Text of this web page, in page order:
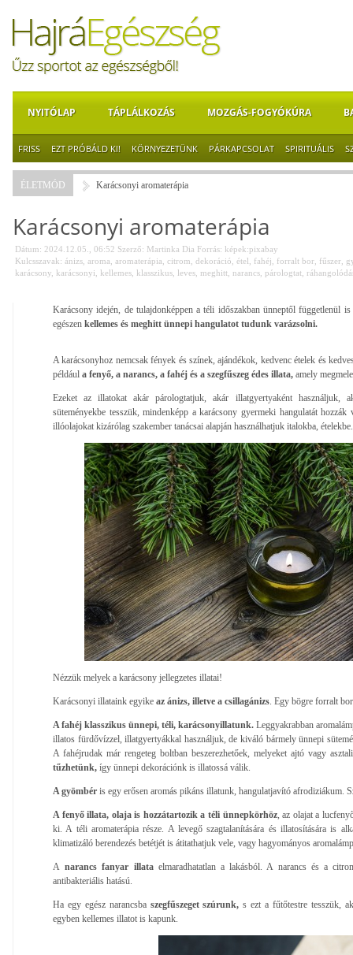
NYITÓLAP TÁPLÁLKOZÁS MOZGÁS-FOGYÓKÚRA
FRISS EZT PRÓBÁLD KI! KÖRNYEZETÜNK PÁRKAPCSOLAT SPIRITUÁLIS
ÉLETMÓD Karácsonyi aromaterápia
Karácsonyi aromaterápia
Dátum: 2024.12.05., 06:52 Szerző: Martinka Dia Forrás: képek:pixabay
Kulcsszavak: ánizs aroma aromaterápia citrom dekoráció étel fahéj forralt bor fűszer
karácsony karácsonyi kellemes klasszikus leves meghitt narancs párologtat
Karácsony idején, de tulajdonképpen a téli időszakban ünneptől függetlenül
egészen kellemes és meghitt ünnepi hangulatot tudunk varázsolni.
A karácsonyhoz nemcsak fények és színek, ajándékok, kedvenc ételek és
például a fenyő, a narancs, a fahéj és a szegfűszeg édes illata, amely
Ezeket az illatokat akár párologtatjuk, akár illatgyertyaként használjuk,
süteményekbe tesszük, mindenképp a karácsony gyermeki hangulatát
illóolajokat kizárólag szakember tanácsai alapján használhatjuk italokba, ételekbe.
Nézzük melyek a karácsony jellegzetes illatai!
Karácsonyi illataink egyike az ánizs, illetve a csillagánizs . Egy bögre forralt
A fahéj klasszikus ünnepi, téli, karácsonyillatunk. Leggyakrabban
illatos fürdővízzel, illatgyertyákkal használjuk, de kiváló bármely ünnepi
A fahéjrudak már rengeteg boltban beszerezhetőek, melyeket ajtó vagy
tűzhetünk, így ünnepi dekorációnk is illatossá válik.
A gyömbér is egy erősen aromás pikáns illatunk, hangulatjavító afrodiziákum.
A fenyő illata, olaja is hozzátartozik a téli ünnepkörhöz, az olajat a
ki. A téli aromaterápia része. A levegő szagtalanítására és illatosítására is
klimatizáló berendezés betétjét is átitathatjuk vele, vagy hagyományos
A narancs fanyar illataelmaradhatatlan a lakásból. A narancs és a
antibakteriális hatású.
Ha egy egész narancsba szegfűszeget szúrunk, s ezt a fűtőtestre tesszük,
egyben kellemes illatot is kapunk.